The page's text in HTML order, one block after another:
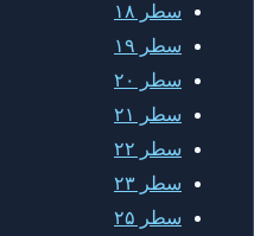
سطر ۱۸
سطر ۱۹
سطر ۲۰
سطر ۲۱
سطر ۲۲
سطر ۲۳
سطر ۲۵